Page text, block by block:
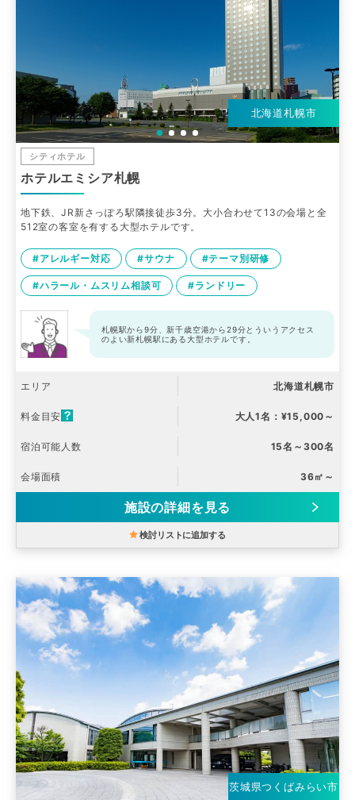
北海道札幌市
シティホテル
ホテルエミシア札幌
地下鉄、JR新さっぽろ駅隣接徒歩3分。大小合わせて13の会場と全
512室の客室を有する大型ホテルです。
#アレルギー対応 #サウナ #テーマ別研修
#ハラール・ムスリム相談可 #ランドリー
札幌駅から9分、新千歳空港から29分とういうアクセス
のよい新札幌駅にある大型ホテルです。
エリア 北海道札幌市
料金目安 大人1名：¥15,000～
宿泊可能人数 15名～300名
会場面積 36㎡～
施設の詳細を見る
検討リストに追加する
茨城県つくばみらい市